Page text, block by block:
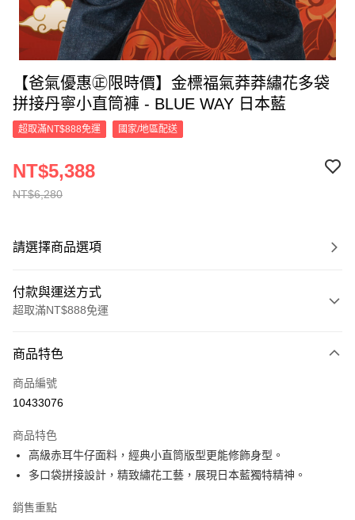
【爸氣優惠㊣限時價】金標福氣莽莽繡花多袋
拼接丹寧小直筒褲 - BLUE WAY 日本藍
超取滿NT$888免運 國家/地區配送
NT$6,280
NT$5,388
請選擇商品選項
付款與運送方式
超取滿NT$888免運
信用卡一次付款
超商取貨付款
Apple Pay
街口支付
悠遊付
商品特色
商品編號
10433076
商品特色
高級赤耳牛仔面料，經典小直筒版型更能修飾身型。
多口袋拼接設計，精致繡花工藝，展現日本藍獨特精神。
銷售重點